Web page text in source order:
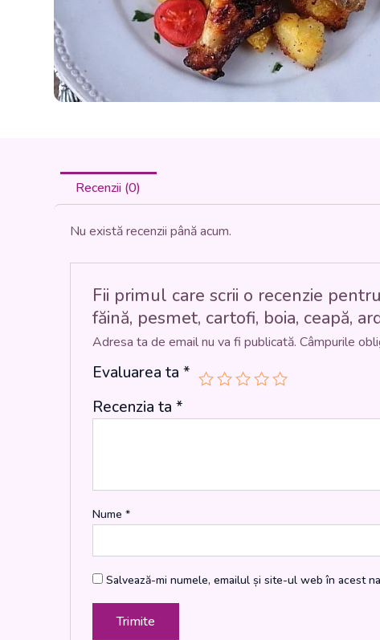
Recenzii (0)
Nu există recenzii până acum.
Fii primul care scrii o recenzie
făină, pesmet, cartofi, boia, ceapă,
Adresa ta de email nu va fi publicată. Câmpurile
Evaluarea ta *
Recenzia ta *
Nume *
Salvează-mi numele, emailul și site-ul web în acest